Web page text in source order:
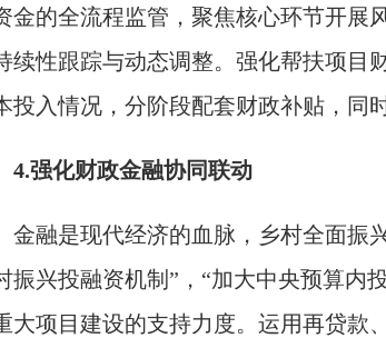
金的全流程监管，聚焦核心环节开展
续性跟踪与动态调整。强化帮扶项目
投入情况，分阶段配套财政补贴，同
4.强化财政金融协同联动
金融是现代经济的血脉，乡村全面振
振兴投融资机制”，“加大中央预算内
大项目建设的支持力度。运用再贷款